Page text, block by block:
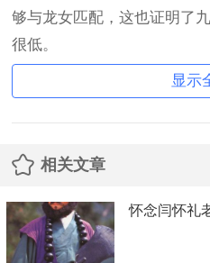
够与龙女匹配，这也证明了
很低。
显示
相关文章
怀念闫怀礼